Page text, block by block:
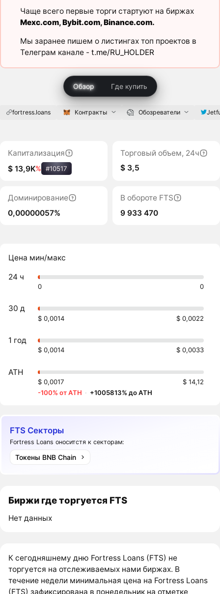
Чаще всего первые торги стартуют на биржах
Mexc.com,Bybit.com,Binance.com.
Мы заранее пишем о листингах топ проектов в
Телеграм канале - t.me/RU_HOLDER
Обзор Где купить
fortress.loans Контракты Обозреватели
Капитализация
$ 13,9K% #10517
Торговый объем, 24ч
$ 3,5
Доминирование
0,00000057%
В обороте FTS
9 933 470
Цена мин/макс
24 ч
0 0
30 д
$ 0,0014 $ 0,0022
1 год
$ 0,0014 $ 0,0033
ATH
$ 0,0017
$ 14,12
-100% от ATH · +1005813% до ATH
FTS Секторы
Fortress Loans оноситстя к секторам:
Токены BNB Chain
Биржи где торгуется FTS
Нет данных
К сегодняшнему дню Fortress Loans (FTS) не
торгуется на отслеживаемых нами биржах. В
течение недели минимальная цена на Fortress Loans
(FTS) зафиксирована в понедельник на отметке